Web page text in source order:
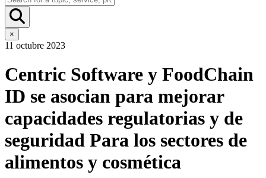
×
11 octubre 2023
Centric Software y FoodChain
ID se asocian para mejorar
capacidades regulatorias y de
seguridad Para los sectores de
alimentos y cosmética